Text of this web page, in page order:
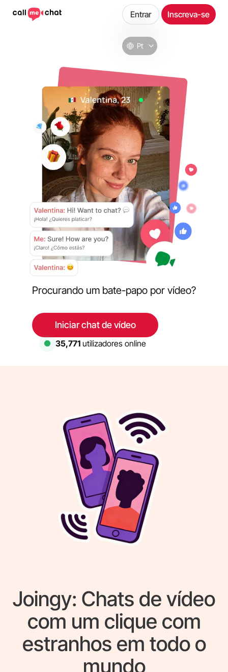
Pt
Entrar Inscreva-se
Procurando um bate-papo por vídeo?
Iniciar chat de vídeo
35,771 utilizadores online
Joingy: Chats de vídeo
com um clique com
estranhos em todo o
mundo